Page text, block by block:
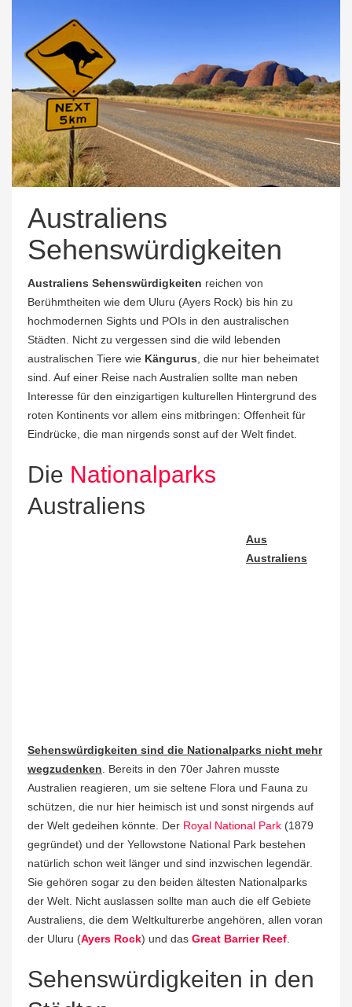
Australiens
Sehenswürdigkeiten
Australiens Sehenswürdigkeiten reichen von
Berühmtheiten wie dem Uluru (Ayers Rock) bis hin zu
hochmodernen Sights und POIs in den australischen
Städten. Nicht zu vergessen sind die wild lebenden
australischen Tiere wie Kängurus, die nur hier beheimatet
sind. Auf einer Reise nach Australien sollte man neben
Interesse für den einzigartigen kulturellen Hintergrund des
roten Kontinents vor allem eins mitbringen: Offenheit für
Eindrücke, die man nirgends sonst auf der Welt findet.
Die Nationalparks
Australiens
Aus
Australiens
Sehenswürdigkeiten sind die Nationalparks nicht mehr
wegzudenken. Bereits in den 70er Jahren musste
Australien reagieren, um sie seltene Flora und Fauna zu
schützen, die nur hier heimisch ist und sonst nirgends auf
der Welt gedeihen könnte. Der Royal National Park (1879
gegründet) und der Yellowstone National Park bestehen
natürlich schon weit länger und sind inzwischen legendär.
Sie gehören sogar zu den beiden ältesten Nationalparks
der Welt. Nicht auslassen sollte man auch die elf Gebiete
Australiens, die dem Weltkulturerbe angehören, allen voran
der Uluru (Ayers Rock) und das Great Barrier Reef.
Sehenswürdigkeiten in den